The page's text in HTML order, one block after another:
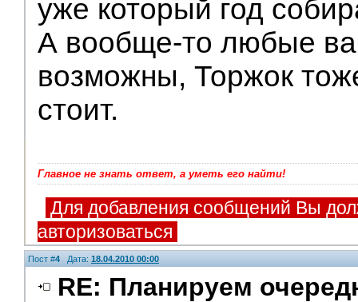
уже который год
А вообще-то любые
возможны, Торжок
стоит.
Главное не знать ответ, а уметь его найти!
Для добавления сообщений Вы
авторизоваться
Пост #4Дата: 18.04.2010 00:00
RE: Планируем